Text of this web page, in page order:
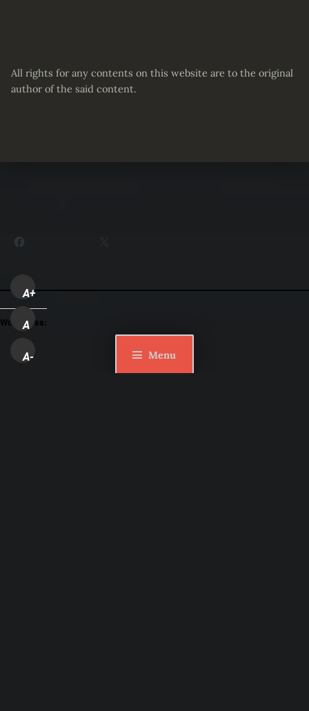
Menu
All rights for any contents on this website are to the original
author of the said content.
A+
A
A-
WordPress: